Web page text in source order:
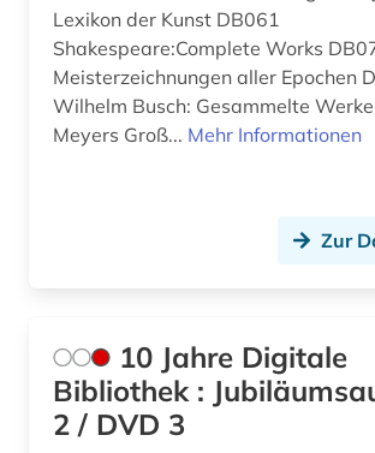
digitalisat (1)
digitalisate (1)
digitalisierung (1)
ebook (1)
Lexikon der Kunst DB061
Shakespeare:Complete Works
Meisterzeichnungen aller Epochen
Wilhelm Busch: Gesammelte
Meyers Groß... Mehr Informationen
Zur
10 Jahre Digitale
Bibliothek :
2 / DVD 3